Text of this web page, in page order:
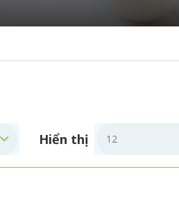
Hiển thị